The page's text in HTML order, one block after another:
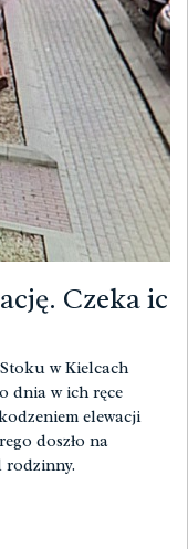
Czeka ic
w Kielcach
dnia w ich ręce
elewacji
doszło na
rodzinny.